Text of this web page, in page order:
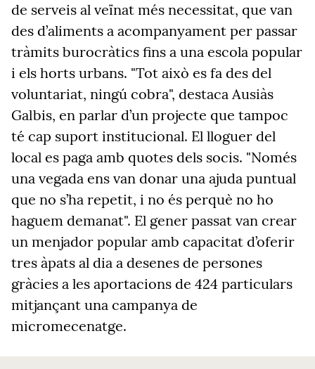
de serveis al veïnat més necessitat, que van
des d’aliments a acompanyament per passar
tràmits burocràtics fins a una escola popular
i els horts urbans. "Tot això es fa des del
voluntariat, ningú cobra", destaca Ausiàs
Galbis, en parlar d’un projecte que tampoc
té cap suport institucional. El lloguer del
local es paga amb quotes dels socis. "Només
una vegada ens van donar una ajuda puntual
que no s’ha repetit, i no és perquè no ho
haguem demanat". El gener passat van crear
un menjador popular amb capacitat d’oferir
tres àpats al dia a desenes de persones
gràcies a les aportacions de 424 particulars
mitjançant una campanya de
micromecenatge.